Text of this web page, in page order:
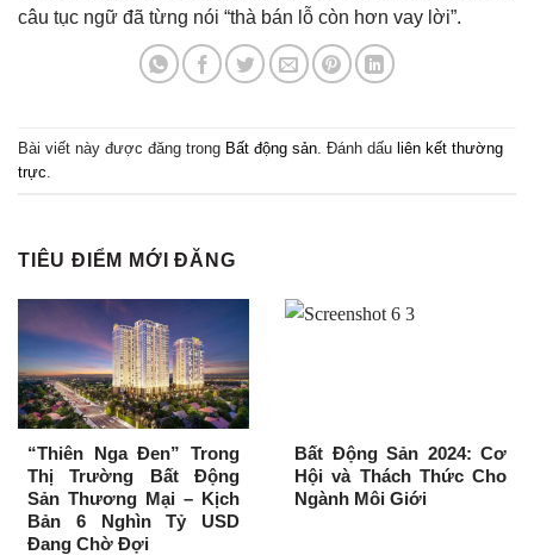
câu tục ngữ đã từng nói “thà bán lỗ còn hơn vay lời”.
Bài viết này được đăng trong Bất động sản . Đánh dấu liên kết thường
trực
TIÊU ĐIỂM MỚI ĐĂNG
“Thiên Nga Đen” Trong
Thị Trường Bất Động
Sản Thương Mại – Kịch
Bản 6 Nghìn Tỷ USD
Đang Chờ Đợi
Bất Động Sản 2024: Cơ
Hội và Thách Thức Cho
Ngành Môi Giới